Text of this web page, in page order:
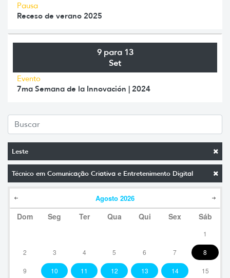
Leste
Técnico em Comunicação Criativa e Entretenimento Digital
Agosto 2026
Dom Seg Ter Qua Qui Sex Sáb
1
2 3 4 5 6 7 8
9 10 11 12 13 14 15
Pausa
Receso de verano 2025
9 para 13
Set
Evento
7ma Semana de la Innovación | 2024